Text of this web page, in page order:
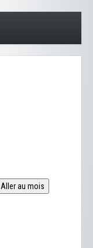
Aller au mois